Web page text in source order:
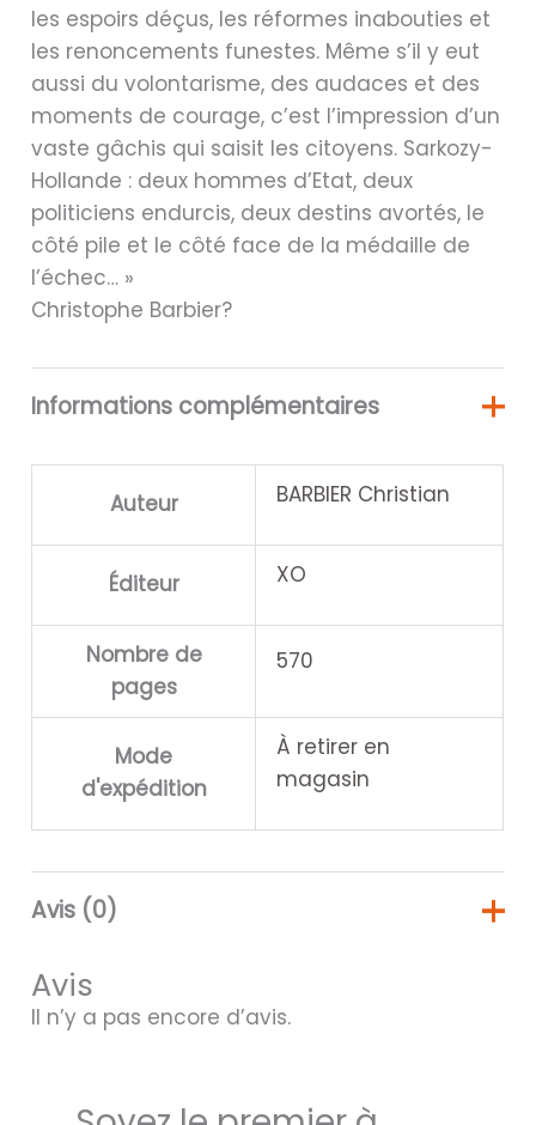
les espoirs déçus, les réformes inabouties et
les renoncements funestes. Même s’il y eut
aussi du volontarisme, des audaces et des
moments de courage, c’est l’impression d’un
vaste gâchis qui saisit les citoyens. Sarkozy-
Hollande : deux hommes d’Etat, deux
politiciens endurcis, deux destins avortés, le
côté pile et le côté face de la médaille de
l’échec… »
Christophe Barbier?
Informations complémentaires
Auteur BARBIER Christian
Éditeur XO
Nombre de
pages
570
Mode
d'expédition
À retirer en
magasin
Avis (0)
Avis
Il n’y a pas encore d’avis.